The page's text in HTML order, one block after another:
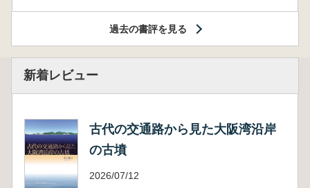
過去の書評を見る
新着レビュー
古代の交通路から見た大阪湾沿岸
の古墳
2026/07/12